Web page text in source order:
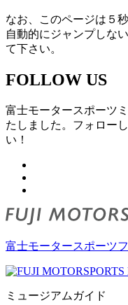
なお、このページは５
自動的にジャンプしな
て下さい。
FOLLOW US
富士モータースポーツ
たしました。フォロー
い！
富士モータースポーツ
ミュージアムガイド